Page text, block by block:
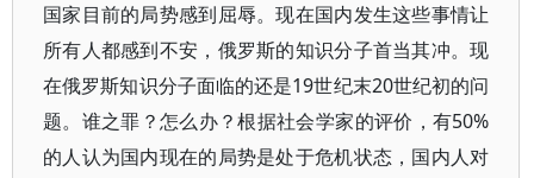
国家目前的局势感到屈辱。现在国内发生这些事情让
所有人都感到不安，俄罗斯的知识分子首当其冲。现
在俄罗斯知识分子面临的还是19世纪末20世纪初的问
题。谁之罪？怎么办？根据社会学家的评价，有50%
的人认为国内现在的局势是处于危机状态，国内人对